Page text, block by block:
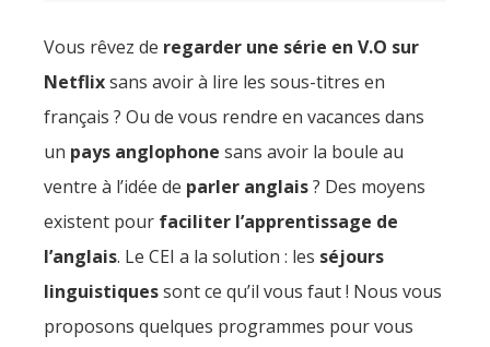
Vous rêvez de regarder une série en V.O sur
Netflixsans avoir à lire les sous-titres en
français ? Ou de vous rendre en vacances dans
un pays anglophone sans avoir la boule au
ventre à l’idée de parler anglais? Des moyens
existent pour faciliter l’apprentissage de
l’anglais. Le CEI a la solution : les séjours
linguistiquessont ce qu’il vous faut ! Nous vous
proposons quelques programmes pour vous